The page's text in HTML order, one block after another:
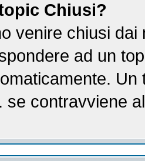
Chiusi?
venire chiusi
ad un
se contravviene